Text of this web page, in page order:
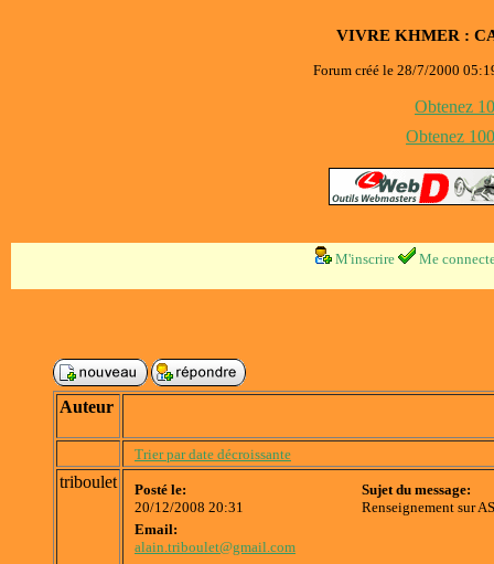
VIVRE KHMER :
Forum créé le 28/7/2000
Obtenez
Obtenez
M'inscrire Me
Auteur
Trier par date décroissante
triboulet
Posté le:
20/12/2008 20:31
Sujet du message:
Renseignement sur
Email:
alain.triboulet@gmail.com